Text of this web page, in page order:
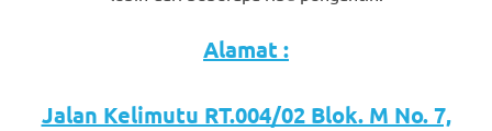
Alamat :
Jalan Kelimutu RT.004/02 Blok. M No. 7,